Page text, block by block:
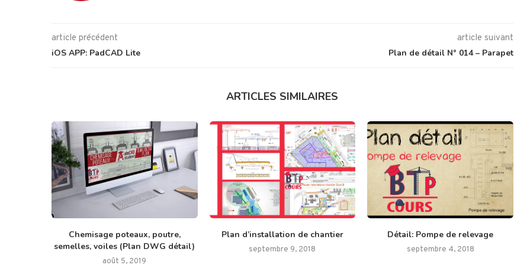
article précédent
iOS APP: PadCAD Lite
article suivant
Plan de détail N° 014 – Parapet
ARTICLES SIMILAIRES
Chemisage poteaux, poutre,
semelles, voiles (Plan DWG détail)
août 5, 2019
Plan d’installation de chantier
septembre 9, 2018
Détail: Pompe de relevage
septembre 4, 2018